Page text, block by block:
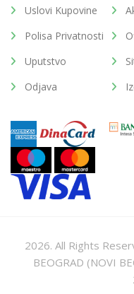
Uslovi Kupovine
Polisa Privatnosti
Uputstvo
Odjava
2026. All Rights
BEOGRAD (NOVI